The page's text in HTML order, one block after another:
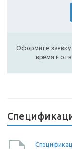
Оформите заявку
время и